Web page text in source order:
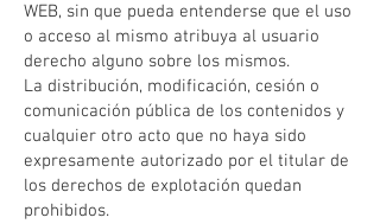
WEB, sin que pueda entenderse que el uso
o acceso al mismo atribuya al usuario
derecho alguno sobre los mismos.
La distribución, modificación, cesión o
comunicación pública de los contenidos y
cualquier otro acto que no haya sido
expresamente autorizado por el titular de
los derechos de explotación quedan
prohibidos.